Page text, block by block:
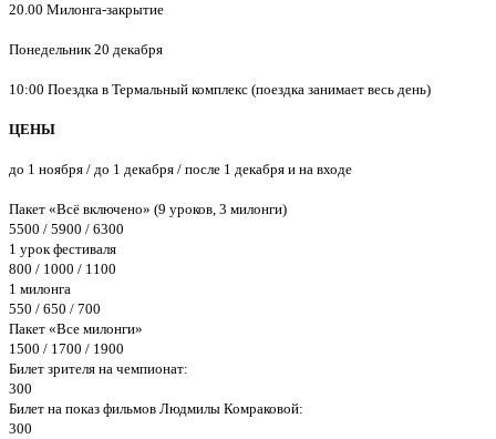
20.00 Милонга-закрытие
Понедельник 20 декабря
10:00 Поездка в Термальный комплекс (поездка занимает весь день)
ЦЕНЫ
до 1 ноября / до 1 декабря / после 1 декабря и на входе
Пакет «Всё включено» (9 уроков, 3 милонги)
5500 / 5900 / 6300
1 урок фестиваля
800 / 1000 / 1100
1 милонга
550 / 650 / 700
Пакет «Все милонги»
1500 / 1700 / 1900
Билет зрителя на чемпионат:
300
Билет на показ фильмов Людмилы Комраковой:
300